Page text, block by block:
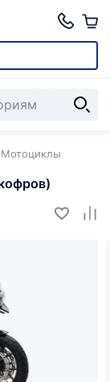
Мотоциклы